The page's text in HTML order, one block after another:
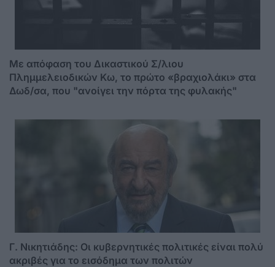
Mε απόφαση του Δικαστικού Σ/λιου
Πλημμελειοδικών Κω, το πρώτο «βραχιολάκι» στα
Δωδ/σα, που "ανοίγει την πόρτα της φυλακής"
Γ. Νικητιάδης: Οι κυβερνητικές πολιτικές είναι πολύ
ακριβές για το εισόδημα των πολιτών